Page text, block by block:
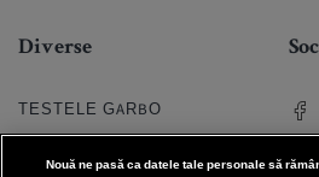
Diverse
TESTELE GARBO
HOROSCOP
Nouă ne pasă ca datele tale personale să